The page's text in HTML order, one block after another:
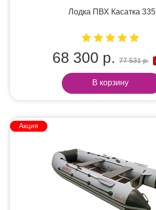
Лодка ПВХ Касатка 335
68 300 р. 77 531 р.
В корзину
Акция